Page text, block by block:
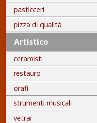
pasticceri
pizza di qualità
Artistico
ceramisti
restauro
orafi
strumenti musicali
vetrai